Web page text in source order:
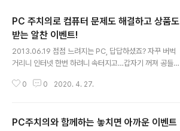
PC 주치의로 컴퓨터 문제도 해결하고 상품도
받는 알찬 이벤트!
2013.06.19 점점 느려지는 PC, 답답하셨죠? 자꾸 버벅
거리니 인터넷 한번 하려니 속터지고…갑자기 꺼져 공들인
제를 해결하자니 컴퓨터는 너무 어렵고 @_@ 컴퓨터 잘
다! 밤 11시까지 친절한 상담사들이 여러분의 PC를 진단해
0 0 2020. 4. 27.
PC주치의와 함께하는 놓치면 아까운 이벤트